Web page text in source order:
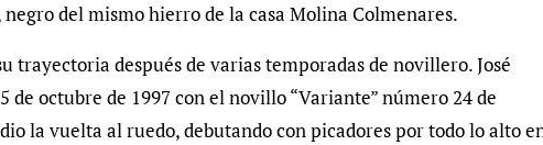
negro del mismo hierro de la casa Molina Colmenares.
trayectoria después de varias temporadas de novillero. José
de octubre de 1997 con el novillo “Variante” número 24 de
la vuelta al ruedo, debutando con picadores por todo lo alto